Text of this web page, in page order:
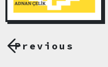
Previous